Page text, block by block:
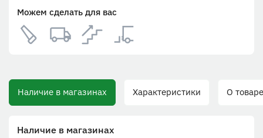
Можем сделать для вас
Наличие в магазинах Характеристики О товаре
Наличие в магазинах